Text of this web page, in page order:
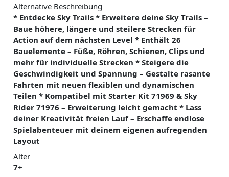
Alternative Beschreibung
* Entdecke Sky Trails * Erweitere deine Sky Trails –
Baue höhere, längere und steilere Strecken für
Action auf dem nächsten Level * Enthält 26
Bauelemente – Füße, Röhren, Schienen, Clips und
mehr für individuelle Strecken * Steigere die
Geschwindigkeit und Spannung – Gestalte rasante
Fahrten mit neuen flexiblen und dynamischen
Teilen * Kompatibel mit Starter Kit 71969 & Sky
Rider 71976 – Erweiterung leicht gemacht * Lass
deiner Kreativität freien Lauf – Erschaffe endlose
Spielabenteuer mit deinem eigenen aufregenden
Layout
Alter
7+